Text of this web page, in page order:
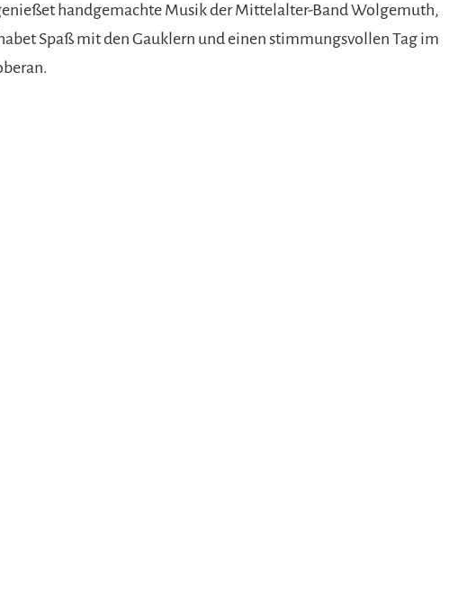
handgemachte Musik der Mittelalter-BandWolgemuth,
et Spaß mit den Gauklern und einen stimmungsvollen Tag im